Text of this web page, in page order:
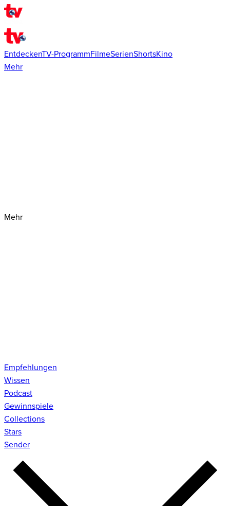
EntdeckenTV-ProgrammFilmeSerienShortsKino
Mehr
Mehr
Empfehlungen
Wissen
Podcast
Gewinnspiele
Collections
Stars
Sender